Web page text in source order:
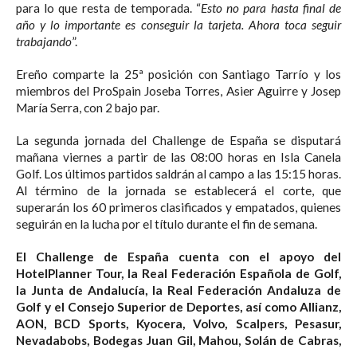
para lo que resta de temporada. “Esto no para hasta final de
año y lo importante es conseguir la tarjeta. Ahora toca seguir
trabajando”.
Ereño comparte la 25ª posición con Santiago Tarrío y los
miembros del ProSpain Joseba Torres, Asier Aguirre y Josep
María Serra, con 2 bajo par.
La segunda jornada del Challenge de España se disputará
mañana viernes a partir de las 08:00 horas en Isla Canela
Golf. Los últimos partidos saldrán al campo a las 15:15 horas.
Al término de la jornada se establecerá el corte, que
superarán los 60 primeros clasificados y empatados, quienes
seguirán en la lucha por el título durante el fin de semana.
El Challenge de España cuenta con el apoyo del
HotelPlanner Tour, la Real Federación Española de Golf,
la Junta de Andalucía, la Real Federación Andaluza de
Golf y el Consejo Superior de Deportes, así como Allianz,
AON, BCD Sports, Kyocera, Volvo, Scalpers, Pesasur,
Nevadabobs, Bodegas Juan Gil, Mahou, Solán de Cabras,